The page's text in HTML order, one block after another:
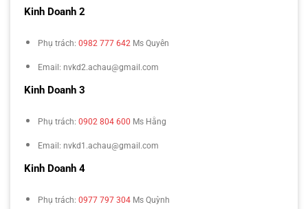
Kinh Doanh 2
Phụ trách: 0982 777 642 Ms Quyên
Email: nvkd2.achau@gmail.com
Kinh Doanh 3
Phụ trách: 0902 804 600 Ms Hằng
Email: nvkd1.achau@gmail.com
Kinh Doanh 4
Phụ trách: 0977 797 304 Ms Quỳnh